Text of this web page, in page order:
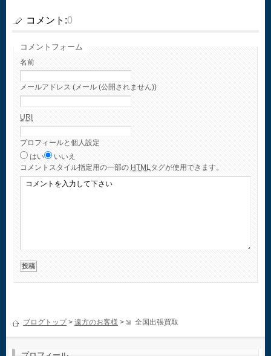
コメント:0
コメントフォーム
名前
メールアドレス (メール (公開されません))
URI
プロフィールと個人設定
はい
いいえ
コメント スタイル指定用の一部の HTMLタグが使用できます。
ブログトップ> 遠方のお客様 > 全国出張買取